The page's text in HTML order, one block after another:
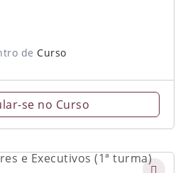
de Curso
se no Curso